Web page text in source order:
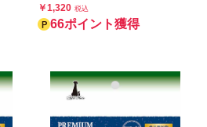
￥1,320 税込
66ポイント獲得